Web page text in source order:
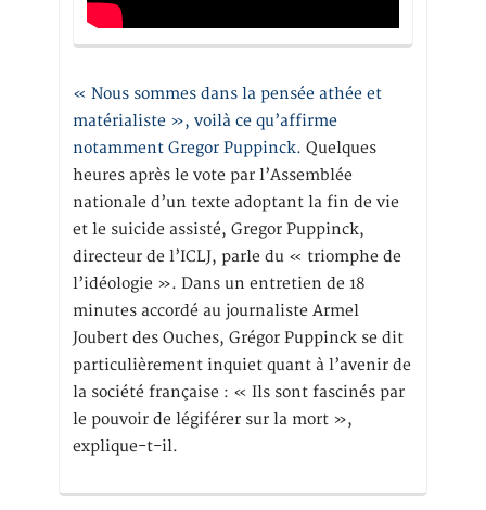
« Nous sommes dans la pensée athée et
matérialiste », voilà ce qu’affirme
notamment Gregor Puppinck. Quelques
heures après le vote par l’Assemblée
nationale d’un texte adoptant la fin de vie
et le suicide assisté, Gregor Puppinck,
directeur de l’ICLJ, parle du « triomphe de
l’idéologie ». Dans un entretien de 18
minutes accordé au journaliste Armel
Joubert des Ouches, Grégor Puppinck se dit
particulièrement inquiet quant à l’avenir de
la société française : « Ils sont fascinés par
le pouvoir de légiférer sur la mort »,
explique-t-il.